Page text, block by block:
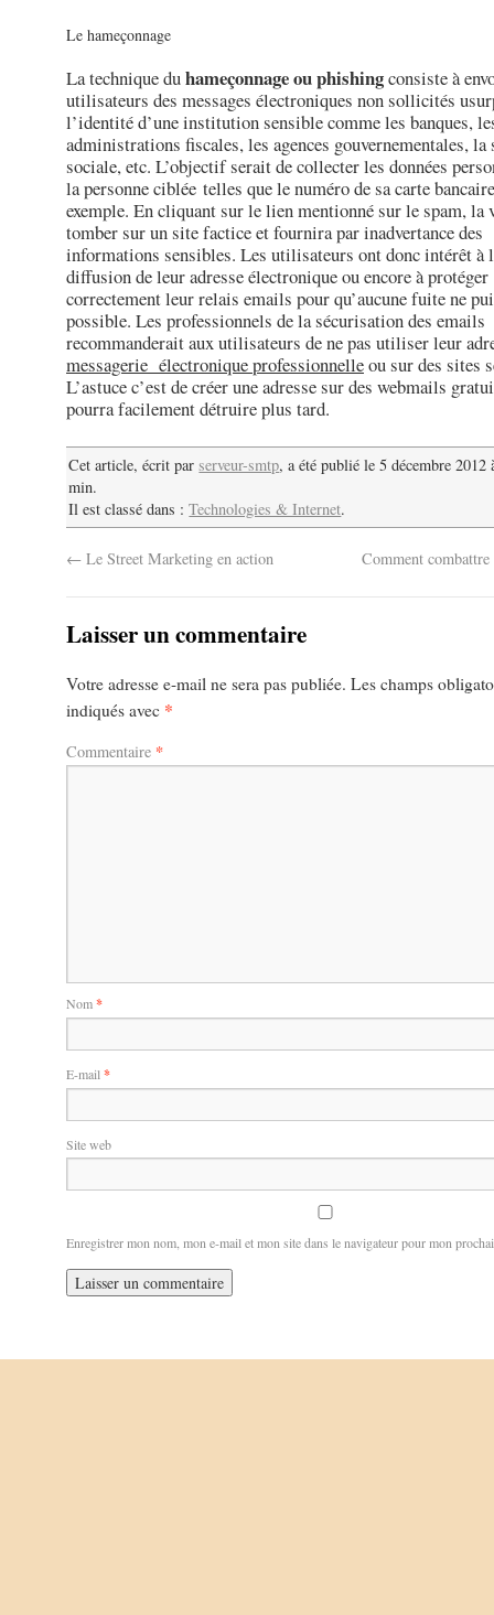
Le hameçonnage
La technique duhameçonnage ou phishingconsiste à
utilisateurs des messages électroniques non sollicités
l’identité d’une institution sensible comme les banques,
administrations fiscales, les agences gouvernementales, la
sociale, etc. L’objectif serait de collecter les données
la personne ciblée telles que le numéro de sa carte
exemple. En cliquant sur le lien mentionné sur le spam, la
tomber sur un site factice et fournira par inadvertance des
informations sensibles. Les utilisateurs ont donc intérêt
diffusion de leur adresse électronique ou encore à protéger
correctement leur relais emails pour qu’aucune fuite ne
possible. Les professionnels de la sécurisation des emails
recommanderait aux utilisateurs de ne pas utiliser leur
messagerie électronique professionnelleou sur des sites
L’astuce c’est de créer une adresse sur des webmails
pourra facilement détruire plus tard.
Cet article, écrit parserveur-smtp, a été publié le 5 décembre 2012
min.
Il est classé dans :Technologies & Internet.
← Le Street Marketing en action Comment
Laisser un commentaire
Votre adresse e-mail ne sera pas publiée. Les champs
indiqués avec *
Commentaire *
Nom*
E-mail *
Site web
Enregistrer mon nom, mon e-mail et mon site dans le navigateur pour mon